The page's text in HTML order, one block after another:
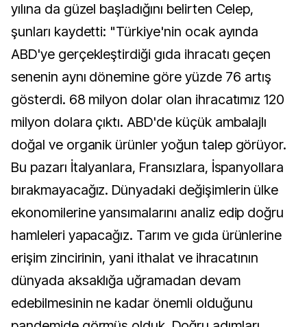
yılına da güzel başladığını belirten Celep,
şunları kaydetti: "Türkiye'nin ocak ayında
ABD'ye gerçekleştirdiği gıda ihracatı geçen
senenin aynı dönemine göre yüzde 76 artış
gösterdi. 68 milyon dolar olan ihracatımız 120
milyon dolara çıktı. ABD'de küçük ambalajlı
doğal ve organik ürünler yoğun talep görüyor.
Bu pazarı İtalyanlara, Fransızlara, İspanyollara
bırakmayacağız. Dünyadaki değişimlerin ülke
ekonomilerine yansımalarını analiz edip doğru
hamleleri yapacağız. Tarım ve gıda ürünlerine
erişim zincirinin, yani ithalat ve ihracatının
dünyada aksaklığa uğramadan devam
edebilmesinin ne kadar önemli olduğunu